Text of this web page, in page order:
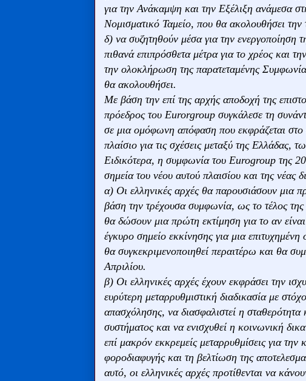
για την Ανάκαμψη και την Εξέλιξη ανάμεσα
Νομισματικό Ταμείο, που θα ακολουθήσει
δ) να συζητηθούν μέσα για την ενεργοποίηση
πιθανά επιπρόσθετα μέτρα για το χρέος και
την ολοκλήρωση της παρατεταμένης
θα ακολουθήσει.
Mε βάση την επί της αρχής αποδοχή της
πρόεδρος του Eurorgroup συγκάλεσε τη
σε μια ομόφωνη απόφαση που εκφράζεται στο
πλαίσιο για τις σχέσεις μεταξύ της Ελλάδας,
Ειδικότερα, η συμφωνία του Eurogroup της
σημεία του νέου αυτού πλαισίου και της νέας
α) Oι ελληνικές αρχές θα παρουσιάσουν μια
βάση την τρέχουσα συμφωνία, ως το τέλος
θα δώσουν μια πρώτη εκτίμηση για το αν
έγκυρο σημείο εκκίνησης για μια
θα συγκεκριμενοποιηθεί περαιτέρω και θα
Απριλίου.
β) Οι ελληνικές αρχές έχουν εκφράσει την
ευρύτερη μεταρρυθμιστική διαδικασία με
απασχόλησης, να διασφαλιστεί η σταθερότητα
συστήματος και να ενισχυθεί η κοινωνική
επί μακρόν εκκρεμείς μεταρρυθμίσεις για
φοροδιαφυγής και τη βελτίωση της
αυτό, οι ελληνικές αρχές προτίθενται να